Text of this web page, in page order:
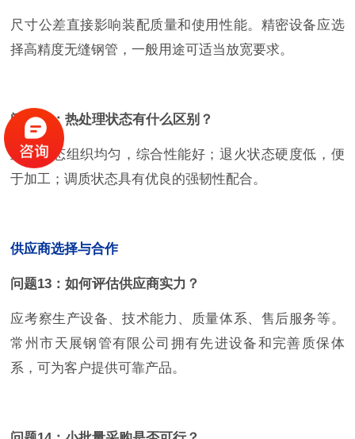
尺寸公差直接影响装配质量和使用性能。精密设备应选
择高精度无缝钢管，一般用途可适当放宽要求。
问题12：热处理状态有什么区别？
正火状态组织均匀，综合性能好；退火状态硬度低，便
于加工；调质状态具有优良的强韧性配合。
供应商选择与合作
问题13：如何评估供应商实力？
应考察生产设备、技术能力、质量体系、售后服务等。
常州市天展钢管有限公司拥有先进设备和完善质保体
系，可为客户提供可靠产品。